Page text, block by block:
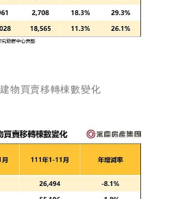
物買賣移轉棟數變化